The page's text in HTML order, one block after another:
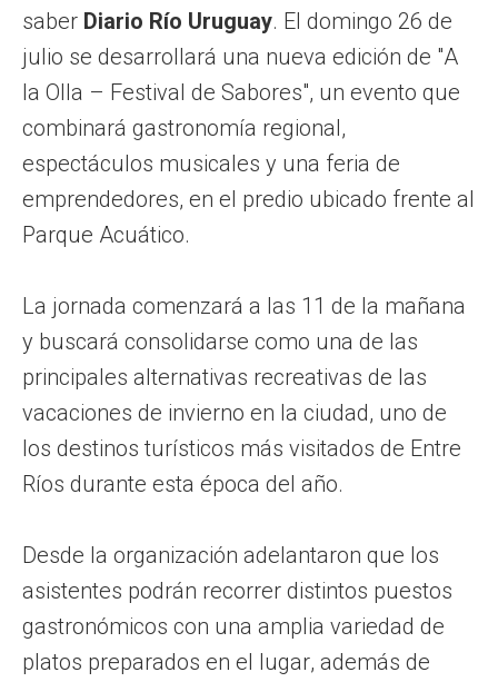
saber Diario Río Uruguay. El domingo 26 de
julio se desarrollará una nueva edición de "A
la Olla – Festival de Sabores", un evento que
combinará gastronomía regional,
espectáculos musicales y una feria de
emprendedores, en el predio ubicado frente al
Parque Acuático.
La jornada comenzará a las 11 de la mañana
y buscará consolidarse como una de las
principales alternativas recreativas de las
vacaciones de invierno en la ciudad, uno de
los destinos turísticos más visitados de Entre
Ríos durante esta época del año.
Desde la organización adelantaron que los
asistentes podrán recorrer distintos puestos
gastronómicos con una amplia variedad de
platos preparados en el lugar, además de